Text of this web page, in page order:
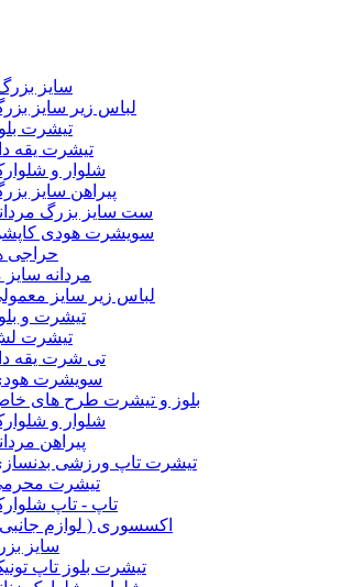
سایز
لباس زیر سایز
تیشرت
تیشرت یقه
شلوار و
پیراهن سایز
ست سایز بزرگ
سویشرت هودی
حراجی
مردانه
لباس زیر سایز
تیشرت و
تیشرت
تی شرت یقه
سویشرت
بلوز و تیشرت طرح های
شلوار و
پیراهن
تیشرت تاپ ورزشی
تیشرت
تاپ - تاپ
اکسسوری ( لوازم
سایز
تیشرت بلوز تاپ